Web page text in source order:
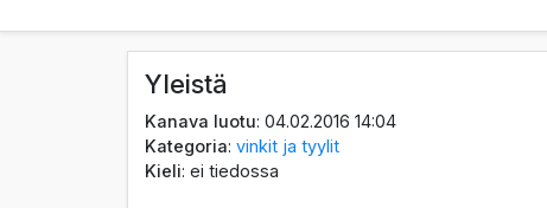
Yleistä
Kanava luotu: 04.02.2016 14:04
Kategoria:vinkit ja tyylit
Kieli: ei tiedossa